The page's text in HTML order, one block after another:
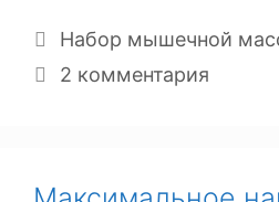
Рубрики
Набор мышечной
2 комментария